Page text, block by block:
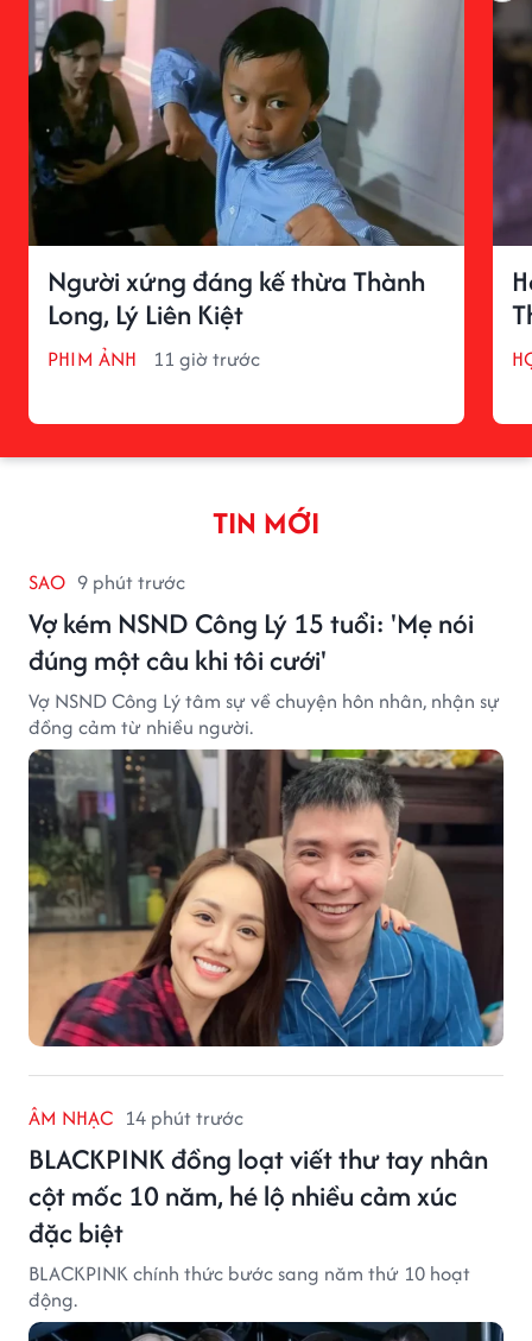
Người xứng đáng kế thừa Thành
Long, Lý Liên Kiệt
PHIM ẢNH 11 giờ trước
TIN MỚI
SAO 9 phút trước
Vợ kém NSND Công Lý 15 tuổi: 'Mẹ nói
đúng một câu khi tôi cưới'
Vợ NSND Công Lý tâm sự về chuyện hôn nhân, nhận sự
đồng cảm từ nhiều người.
ÂM NHẠC 14 phút trước
BLACKPINK đồng loạt viết thư tay nhân
cột mốc 10 năm, hé lộ nhiều cảm xúc
đặc biệt
BLACKPINK chính thức bước sang năm thứ 10 hoạt
động.